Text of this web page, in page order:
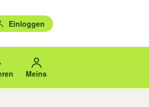
Einloggen
auswählen.
mit den Pfeiltasten nach oben/
Meins